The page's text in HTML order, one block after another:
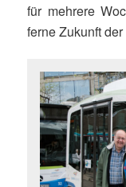
für mehrere
ferne Zukunft